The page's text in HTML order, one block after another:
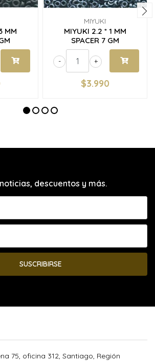
MM
MIYUKI
MIYUKI 2.2 * 1 MM
SPACER 7 GM
+
-
$3.990
descuentos y más.
SUSCRIBIRSE
75, oficina 312, Santiago, Región